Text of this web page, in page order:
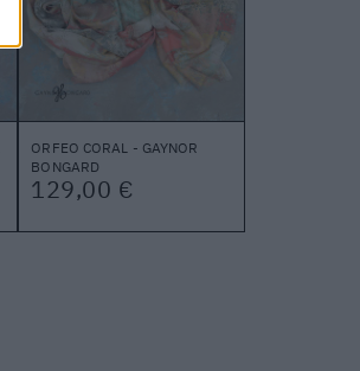
ORFEO CORAL - GAYNOR
BONGARD
129,00 €